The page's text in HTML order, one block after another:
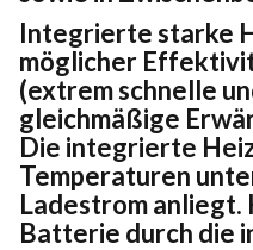
Integrierte starke
möglicher
(extrem schnelle
gleichmäßige
Die integrierte
Temperaturen
Ladestrom anliegt.
Batterie durch die